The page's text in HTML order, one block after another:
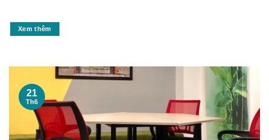
Xem thêm
21
Th6